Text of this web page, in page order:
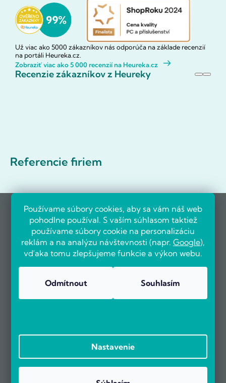
Používame súbory cookies, aby sa vám náš web
pohodlne používal. S vaším súhlasom taktiež
používame súbory cookie na personalizáciu
reklám a na analýzu návštevnosti (napr. Google),
vďaka tomu zlepšujeme funkcie a výkon webu.
Odmítnout Souhlasím
Nastavenie
Už viac ako 5000 zákazníkov nás odporúča na základe recenzií
na portáli Heureka.cz.
Zobraziť viac ako 5 000 recenzií na Heureka.cz
Recenzie zákazníkov z Heureky
Referencie firiem